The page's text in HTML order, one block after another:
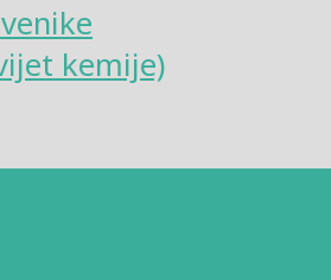
kemije)